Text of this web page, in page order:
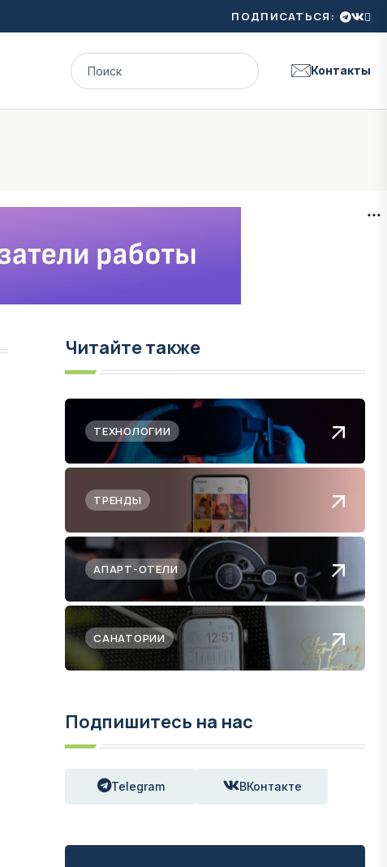
ПОДПИСАТЬСЯ:
Контакты
Читайте также
ТЕХНОЛОГИИ
ТРЕНДЫ
АПАРТ-ОТЕЛИ
САНАТОРИИ
Подпишитесь на нас
Telegram ВКонтакте